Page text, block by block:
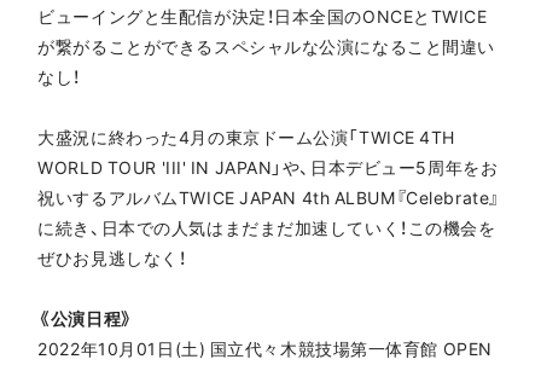
ビューイングと生配信が決定！日本全国のONCEとTWICE
が繋がることができるスペシャルな公演になること間違い
なし！
大盛況に終わった4月の東京ドーム公演「TWICE 4TH
WORLD TOUR 'III' IN JAPAN」や、日本デビュー5周年をお
祝いするアルバムTWICE JAPAN 4th ALBUM『Celebrate』
に続き、日本での人気はまだまだ加速していく！この機会を
ぜひお見逃しなく！
《公演日程》
2022年10月01日(土) 国立代々木競技場第一体育館 OPEN